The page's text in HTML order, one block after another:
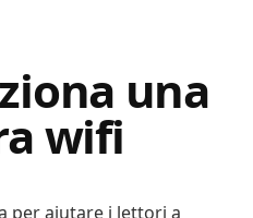
una
wifi
per aiutare i lettori a